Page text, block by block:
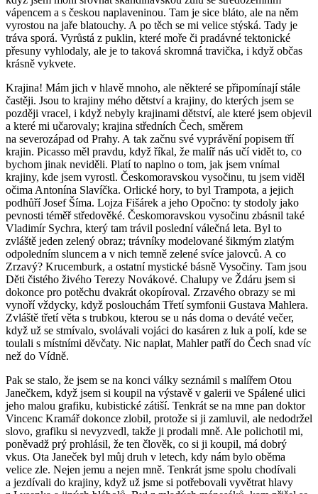
vápencem a s českou naplaveninou. Tam je sice bláto, ale na něm
vyrostou na jaře blatouchy. A po těch se mi velice stýská. Tady je
tráva sporá. Vyrůstá z puklin, které moře či pradávné tektonické
přesuny vyhlodaly, ale je to taková skromná travička, i když občas
krásně vykvete.
Krajina! Mám jich v hlavě mnoho, ale některé se připomínají stále
častěji. Jsou to krajiny mého dětství a krajiny, do kterých jsem se
později vracel, i když nebyly krajinami dětství, ale které jsem objevil
a které mi učarovaly; krajina středních Čech, směrem
na severozápad od Prahy. A tak začnu své vyprávění popisem tří
krajin. Picasso měl pravdu, když říkal, že malíř nás učí vidět to, co
bychom jinak neviděli. Platí to naplno o tom, jak jsem vnímal
krajiny, kde jsem vyrostl. Českomoravskou vysočinu, tu jsem viděl
očima Antonína Slavíčka. Orlické hory, to byl Trampota, a jejich
podhůří Josef Šíma. Lojza Fišárek a jeho Opočno: ty stodoly jako
pevnosti téměř středověké. Českomoravskou vysočinu zbásnil také
Vladimír Sychra, který tam trávil poslední válečná leta. Byl to
zvláště jeden zelený obraz; trávníky modelované šikmým zlatým
odpoledním sluncem a v nich temně zelené svíce jalovců. A co
Zrzavý? Krucemburk, a ostatní mystické básně Vysočiny. Tam jsou
Děti čistého živého Terezy Novákové. Chalupy ve Ždáru jsem si
dokonce pro potěchu dvakrát okopíroval. Zrzavého obrazy se mi
vynoří vždycky, když poslouchám Třetí symfonii Gustava Mahlera.
Zvláště třetí věta s trubkou, kterou se u nás doma o deváté večer,
když už se stmívalo, svolávali vojáci do kasáren z luk a polí, kde se
toulali s místními děvčaty. Nic naplat, Mahler patří do Čech snad víc
než do Vídně.
Pak se stalo, že jsem se na konci války seznámil s malířem Otou
Janečkem, když jsem si koupil na výstavě v galerii ve Spálené ulici
jeho malou grafiku, kubistické zátiší. Tenkrát se na mne pan doktor
Vincenc Kramář dokonce zlobil, protože si ji zamluvil, ale nedodržel
slovo, grafiku si nevyzvedl, takže ji prodali mně. Ale polichotil mi,
poněvadž prý prohlásil, že ten člověk, co si ji koupil, má dobrý
vkus. Ota Janeček byl můj druh v letech, kdy nám bylo oběma
velice zle. Nejen jemu a nejen mně. Tenkrát jsme spolu chodívali
a jezdívali do krajiny, když už jsme si potřebovali vyvětrat hlavy